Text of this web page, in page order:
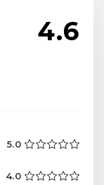
4.6
5.0
4.0